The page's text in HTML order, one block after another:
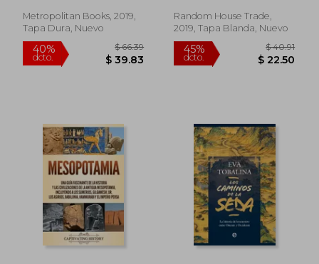
Metropolitan Books, 2019,
Tapa Dura, Nuevo
40%
dcto. $ 39.83
Random House Trade,
2019, Tapa Blanda, Nuevo
45%
dcto.